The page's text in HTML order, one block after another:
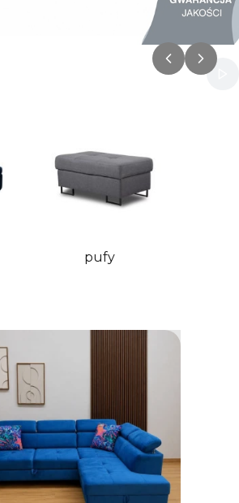
pufy